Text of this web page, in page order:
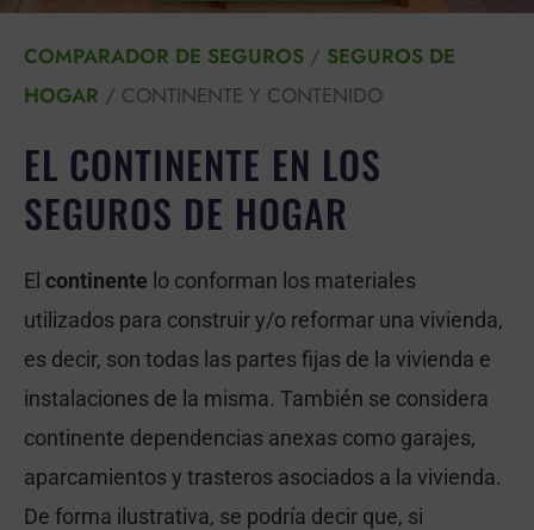
COMPARADOR DE SEGUROS / SEGUROS DE
HOGAR / CONTINENTE Y CONTENIDO
EL CONTINENTE EN LOS
SEGUROS DE HOGAR
El continente lo conforman los materiales
utilizados para construir y/o reformar una vivienda,
es decir, son todas las partes fijas de la vivienda e
instalaciones de la misma. También se considera
continente dependencias anexas como garajes,
aparcamientos y trasteros asociados a la vivienda.
De forma ilustrativa, se podría decir que, si